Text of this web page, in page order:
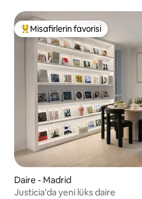
Misafirlerin favorilerinden en
Misafirlerin favorisi
Daire - Madrid
Justicia'da yeni lüks daire